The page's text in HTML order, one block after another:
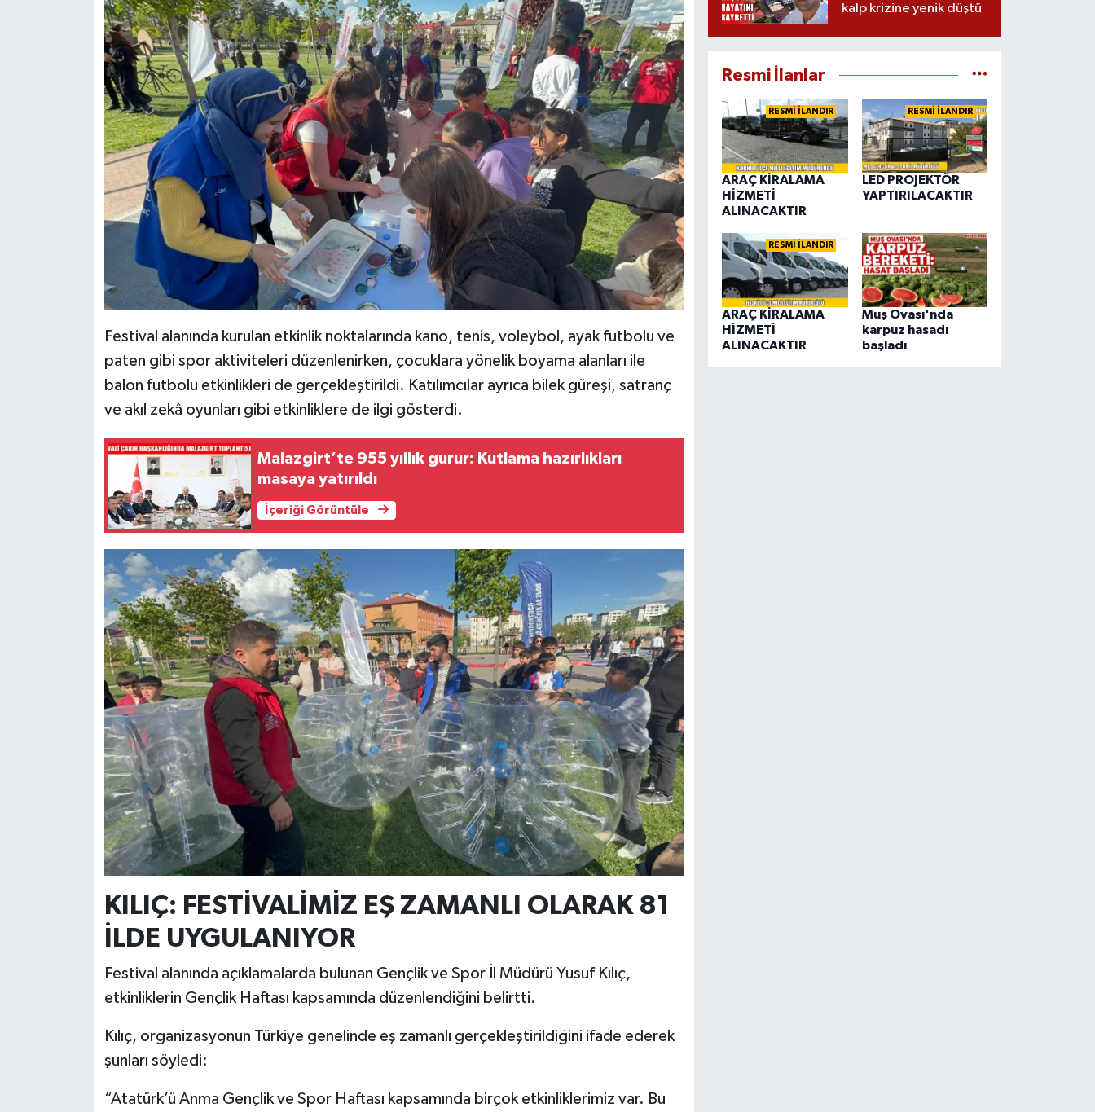
Festival alanında kurulan etkinlik noktalarında kano, tenis, voleybol, ayak futbolu ve
paten gibi spor aktiviteleri düzenlenirken, çocuklara yönelik boyama alanları ile
balon futbolu etkinlikleri de gerçekleştirildi. Katılımcılar ayrıca bilek güreşi, satranç
ve akıl zekâ oyunları gibi etkinliklere de ilgi gösterdi.
Malazgirt’te 955 yıllık gurur: Kutlama hazırlıkları
masaya yatırıldı
İçeriği Görüntüle
KILIÇ: FESTİVALİMİZ EŞ ZAMANLI OLARAK 81
İLDE UYGULANIYOR
Festival alanında açıklamalarda bulunan Gençlik ve Spor İl Müdürü Yusuf Kılıç,
etkinliklerin Gençlik Haftası kapsamında düzenlendiğini belirtti.
Kılıç, organizasyonun Türkiye genelinde eş zamanlı gerçekleştirildiğini ifade ederek
şunları söyledi:
“Atatürk’ü Anma Gençlik ve Spor Haftası kapsamında birçok etkinliklerimiz var. Bu
kalp krizine yenik düştü
Resmi İlanlar
RESMİ İLANDIR
ARAÇ KİRALAMA
HİZMETİ
ALINACAKTIR
RESMİ İLANDIR
LED PROJEKTÖR
YAPTIRILACAKTIR
RESMİ İLANDIR
ARAÇ KİRALAMA
HİZMETİ
ALINACAKTIR
Muş Ovası'nda
karpuz hasadı
başladı